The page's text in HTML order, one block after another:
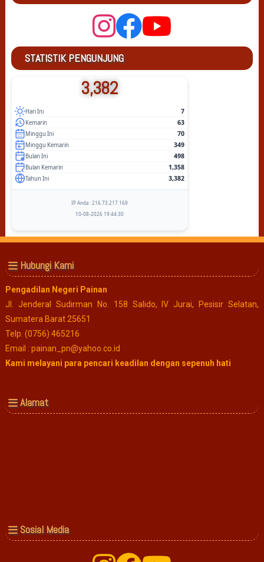
STATISTIK PENGUNJUNG
3,382
Hari Ini 7
Kemarin 63
Minggu Ini 70
Minggu Kemarin 349
Bulan Ini 498
Bulan Kemarin 1,358
Tahun Ini 3,382
IP Anda : 216.73.217.169
10-08-2026 19:44:30
Hubungi Kami
Pengadilan Negeri Painan
Jl. Jenderal Sudirman No. 158 Salido, IV Jurai, Pesisir Selatan,
Sumatera Barat 25651
Telp. (0756) 465216
Email : painan_pn@yahoo.co.id
Kami melayani para pencari keadilan dengan sepenuh hati
Alamat
Sosial Media